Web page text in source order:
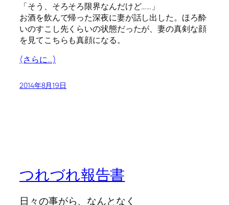
「そう、そろそろ限界なんだけど……」
お酒を飲んで帰った深夜に妻が話し出した。ほろ酔
いのすこし先くらいの状態だったが、妻の真剣な顔
を見てこちらも真顔になる。
(さらに…)
2014年8月19日
つれづれ報告書
日々の事がら、なんとなく